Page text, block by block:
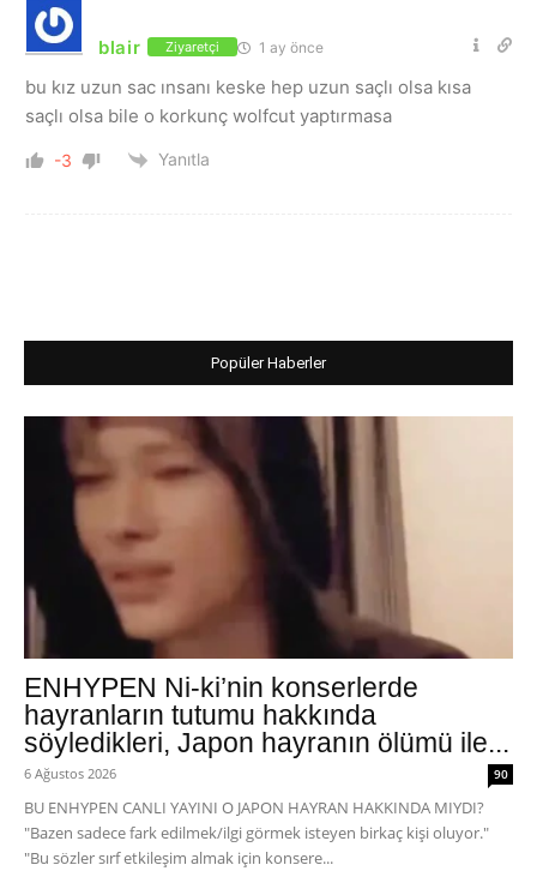
blair Ziyaretçi 1 ay önce
bu kız uzun sac ınsanı keske hep uzun saçlı olsa kısa
saçlı olsa bile o korkunç wolfcut yaptırmasa
-3 Yanıtla
Popüler Haberler
ENHYPEN Ni-ki’nin konserlerde
hayranların tutumu hakkında
söyledikleri, Japon hayranın ölümü ile...
6 Ağustos 2026 90
BU ENHYPEN CANLI YAYINI O JAPON HAYRAN HAKKINDA MIYDI?
"Bazen sadece fark edilmek/ilgi görmek isteyen birkaç kişi oluyor."
"Bu sözler sırf etkileşim almak için konsere...